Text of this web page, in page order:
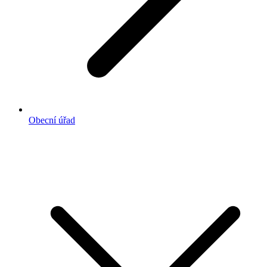
Obecní úřad